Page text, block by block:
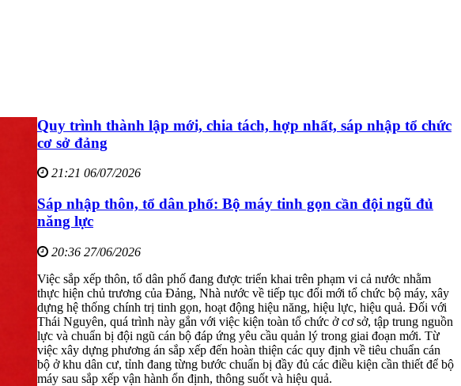
Quy trình thành lập mới, chia tách, hợp nhất, sáp nhập tổ chức
cơ sở đảng
21:21 06/07/2026
Sáp nhập thôn, tổ dân phố: Bộ máy tinh gọn cần đội ngũ đủ
năng lực
20:36 27/06/2026
Việc sắp xếp thôn, tổ dân phố đang được triển khai trên phạm vi cả nước nhằm
thực hiện chủ trương của Đảng, Nhà nước về tiếp tục đổi mới tổ chức bộ máy, xây
dựng hệ thống chính trị tinh gọn, hoạt động hiệu năng, hiệu lực, hiệu quả. Đối với
Thái Nguyên, quá trình này gắn với việc kiện toàn tổ chức ở cơ sở, tập trung nguồn
lực và chuẩn bị đội ngũ cán bộ đáp ứng yêu cầu quản lý trong giai đoạn mới. Từ
việc xây dựng phương án sắp xếp đến hoàn thiện các quy định về tiêu chuẩn cán
bộ ở khu dân cư, tỉnh đang từng bước chuẩn bị đầy đủ các điều kiện cần thiết để bộ
máy sau sắp xếp vận hành ổn định, thông suốt và hiệu quả.